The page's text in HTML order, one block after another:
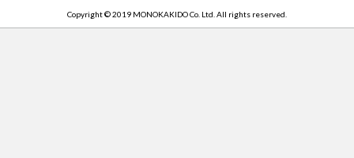
Copyright © 2019 MONOKAKIDO Co. Ltd. All rights reserved.